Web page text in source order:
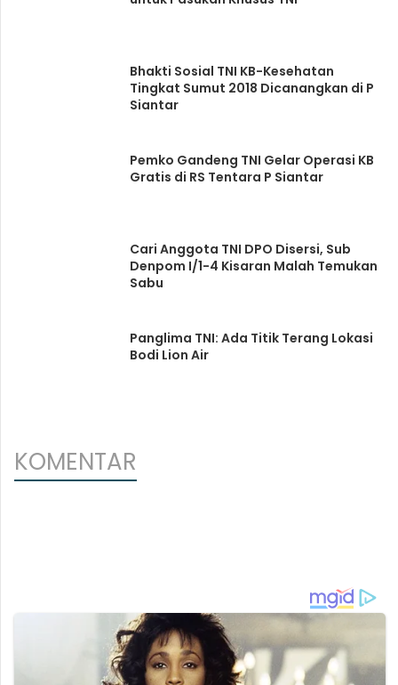
Bhakti Sosial TNI KB-Kesehatan
Tingkat Sumut 2018 Dicanangkan di P
Siantar
Pemko Gandeng TNI Gelar Operasi KB
Gratis di RS Tentara P Siantar
Cari Anggota TNI DPO Disersi, Sub
Denpom I/1-4 Kisaran Malah Temukan
Sabu
Panglima TNI: Ada Titik Terang Lokasi
Bodi Lion Air
KOMENTAR